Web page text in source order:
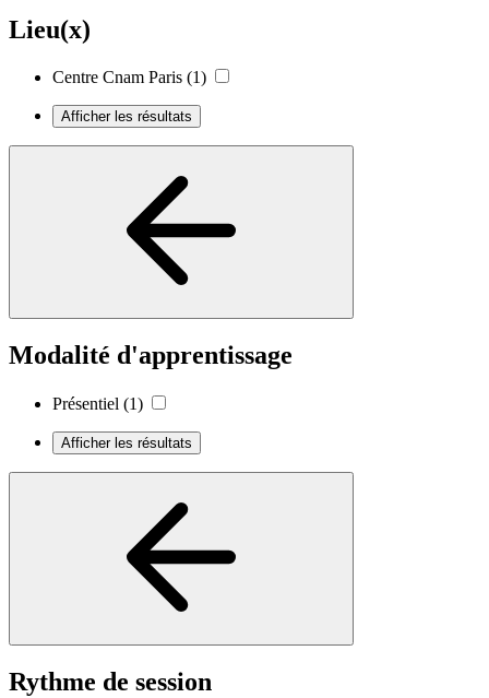
Lieu(x)
Centre Cnam Paris (1)
Afficher les résultats
Modalité d'apprentissage
Présentiel (1)
Afficher les résultats
Rythme de session